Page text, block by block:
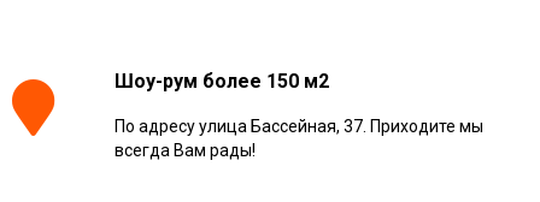
Шоу-рум более 150 м2
По адресу улица Бассейная, 37. Приходите мы
всегда Вам рады!